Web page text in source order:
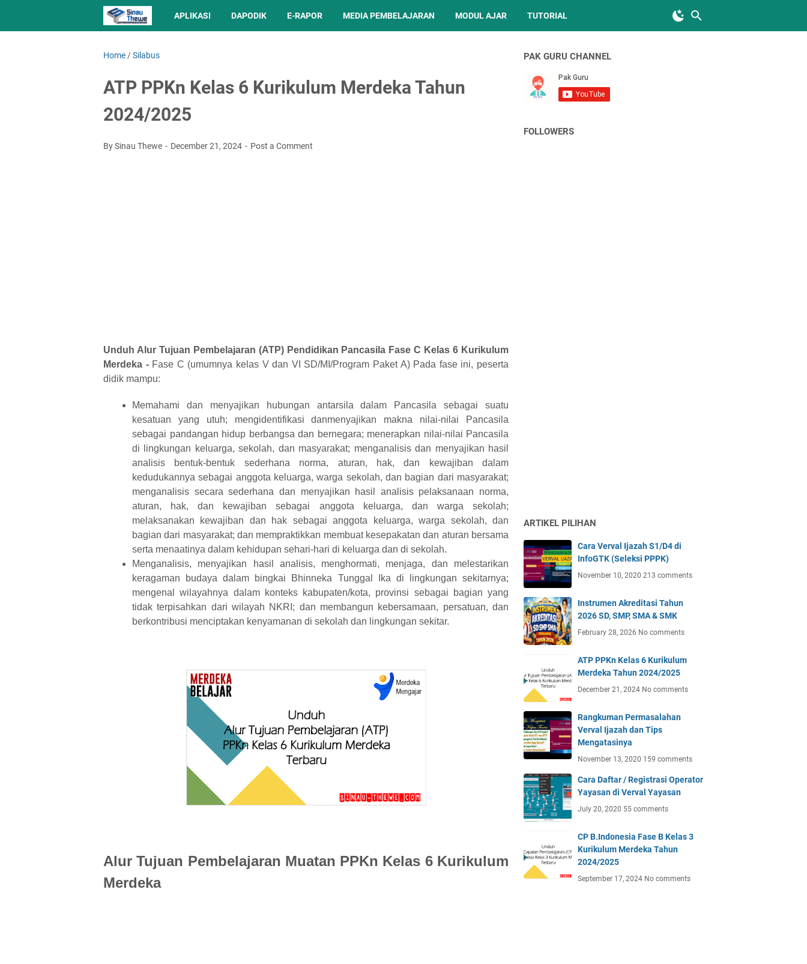
APLIKASI DAPODIK E-RAPOR MEDIA PEMBELAJARAN MODUL AJAR TUTORIAL
Home /Silabus
ATP PPKn Kelas 6 Kurikulum Merdeka Tahun
2024/2025
By Sinau Thewe December 21, 2024 Post a Comment
Unduh Alur Tujuan Pembelajaran (ATP) Pendidikan Pancasila Fase C Kelas 6 Kurikulum
Merdeka - Fase C (umumnya kelas V dan VI SD/MI/Program Paket A) Pada fase ini, peserta
didik mampu:
Memahami dan menyajikan hubungan antarsila dalam Pancasila sebagai suatu
kesatuan yang utuh; mengidentifikasi danmenyajikan makna nilai-nilai Pancasila
sebagai pandangan hidup berbangsa dan bernegara; menerapkan nilai-nilai Pancasila
di lingkungan keluarga, sekolah, dan masyarakat; menganalisis dan menyajikan hasil
analisis bentuk-bentuk sederhana norma, aturan, hak, dan kewajiban dalam
kedudukannya sebagai anggota keluarga, warga sekolah, dan bagian dari masyarakat;
menganalisis secara sederhana dan menyajikan hasil analisis pelaksanaan norma,
aturan, hak, dan kewajiban sebagai anggota keluarga, dan warga sekolah;
melaksanakan kewajiban dan hak sebagai anggota keluarga, warga sekolah, dan
bagian dari masyarakat; dan mempraktikkan membuat kesepakatan dan aturan bersama
serta menaatinya dalam kehidupan sehari-hari di keluarga dan di sekolah.
Menganalisis, menyajikan hasil analisis, menghormati, menjaga, dan melestarikan
keragaman budaya dalam bingkai Bhinneka Tunggal Ika di lingkungan sekitarnya;
mengenal wilayahnya dalam konteks kabupaten/kota, provinsi sebagai bagian yang
tidak terpisahkan dari wilayah NKRI; dan membangun kebersamaan, persatuan, dan
berkontribusi menciptakan kenyamanan di sekolah dan lingkungan sekitar.
Alur Tujuan Pembelajaran Muatan PPKn Kelas 6 Kurikulum
Merdeka
PAK GURU CHANNEL
FOLLOWERS
ARTIKEL PILIHAN
Cara Verval Ijazah S1/D4 di
InfoGTK (Seleksi PPPK)
November 10, 2020 213 comments
Instrumen Akreditasi Tahun
2026 SD, SMP, SMA & SMK
February 28, 2026 No comments
ATP PPKn Kelas 6 Kurikulum
Merdeka Tahun 2024/2025
December 21, 2024 No comments
Rangkuman Permasalahan
Verval Ijazah dan Tips
Mengatasinya
November 13, 2020 159 comments
Cara Daftar / Registrasi Operator
Yayasan di Verval Yayasan
July 20, 2020 55 comments
CP B.Indonesia Fase B Kelas 3
Kurikulum Merdeka Tahun
2024/2025
September 17, 2024 No comments